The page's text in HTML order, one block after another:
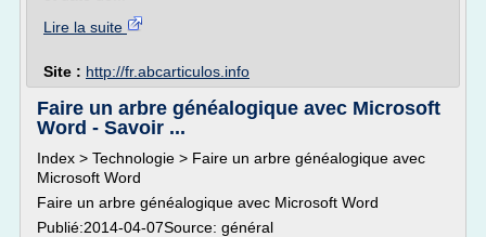
Lire la suite
Site : http://fr.abcarticulos.info
Faire un arbre généalogique avec Microsoft
Word - Savoir ...
Index > Technologie > Faire un arbre généalogique avec
Microsoft Word
Faire un arbre généalogique avec Microsoft Word
Publié:2014-04-07Source: général